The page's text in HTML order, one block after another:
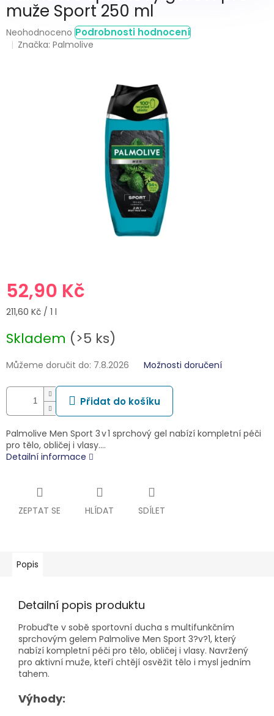
muže Sport 250 ml
Průměrné
hodnocení
Neohodnoceno Podrobnosti hodnocení
Značka:Palmolive
52,90 Kč
Měrná
211,60 Kč / 1 l
Skladem (>5 ks)
Můžeme doručit do: 7.8.2026 Možnosti doručení
Přidat do košíku
Palmolive Men Sport 3 v 1 sprchový gel nabízí kompletní péči
pro tělo, obličej i vlasy.…
Detailní informace
ZEPTAT SE HLÍDAT SDÍLET
Popis
Detailní popis produktu
Probuďte v sobě sportovní ducha s multifunkčním
sprchovým gelem Palmolive Men Sport 3?v?1, který
nabízí kompletní péči pro tělo, obličej i vlasy. Navržený
pro aktivní muže, kteří chtějí osvěžit tělo i mysl jedním
tahem.
Výhody: